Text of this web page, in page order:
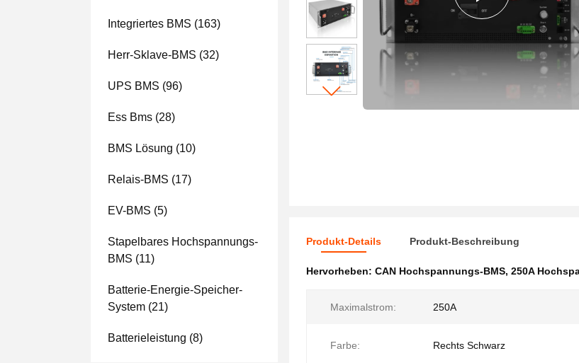
Integriertes BMS (163)
Herr-Sklave-BMS (32)
UPS BMS (96)
Ess Bms (28)
BMS Lösung (10)
Relais-BMS (17)
EV-BMS (5)
Stapelbares Hochspannungs-
BMS (11)
Batterie-Energie-Speicher-
System (21)
Batterieleistung (8)
Produkt-Details Produkt-Beschreibung
Hervorheben: CAN Hochspannungs-BMS, 250A
Maximalstrom: 250A
Farbe: Rechts Schwarz